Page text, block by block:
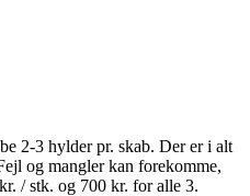
2-3 hylder pr. skab. Der er i alt
og mangler kan forekomme,
/ stk. og 700 kr. for alle 3.